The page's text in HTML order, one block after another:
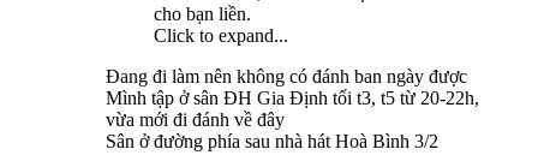
cho bạn liền.
Click to expand...
Đang đi làm nên không có đánh ban ngày được
Mình tập ở sân ĐH Gia Định tối t3, t5 từ 20-22h,
vừa mới đi đánh về đây
Sân ở đường phía sau nhà hát Hoà Bình 3/2